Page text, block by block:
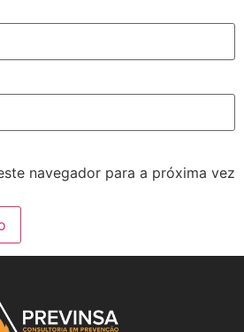
navegador para a próxima vez